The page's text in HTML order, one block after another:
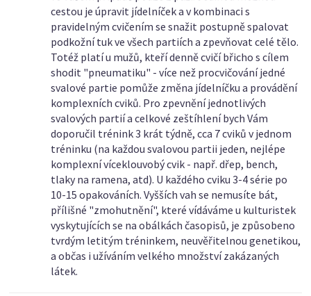
cestou je úpravit jídelníček a v kombinaci s
pravidelným cvičením se snažit postupně spalovat
podkožní tuk ve všech partiích a zpevňovat celé tělo.
Totéž platí u mužů, kteří denně cvičí břicho s cílem
shodit "pneumatiku" - více než procvičování jedné
svalové partie pomůže změna jídelníčku a provádění
komplexních cviků. Pro zpevnění jednotlivých
svalových partií a celkové zeštíhlení bych Vám
doporučil trénink 3 krát týdně, cca 7 cviků v jednom
tréninku (na každou svalovou partii jeden, nejlépe
komplexní víceklouvobý cvik - např. dřep, bench,
tlaky na ramena, atd). U každého cviku 3-4 série po
10-15 opakováních. Vyšších vah se nemusíte bát,
přílišné "zmohutnění", které vídáváme u kulturistek
vyskytujících se na obálkách časopisů, je způsobeno
tvrdým letitým tréninkem, neuvěřitelnou genetikou,
a občas i užíváním velkého množství zakázaných
látek.